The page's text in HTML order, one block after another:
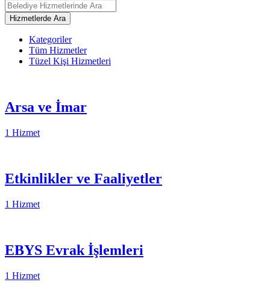
Kategoriler
Tüm Hizmetler
Tüzel Kişi Hizmetleri
Arsa ve İmar
1 Hizmet
Etkinlikler ve Faaliyetler
1 Hizmet
EBYS Evrak İşlemleri
1 Hizmet